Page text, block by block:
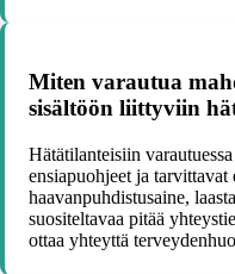
Miten varautua
sisältöön liittyviin
Hätätilanteisiin
ensiapuohjeet ja
haavanpuhdistusaine,
suositeltavaa pitää
ottaa yhteyttä